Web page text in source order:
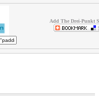
Add The Drei-Punkt